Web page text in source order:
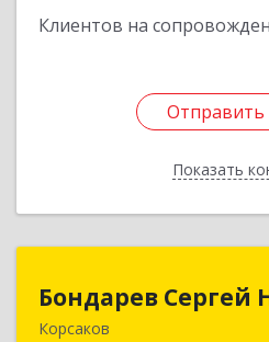
Клиентов на
Отправить
Показать
Отправить
Назад
Бондарев Сергей
Корсаков
Бондарев